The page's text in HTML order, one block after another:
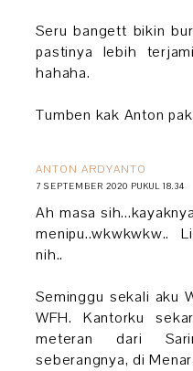
Seru bangett bikin
pastinya lebih
hahaha.
Tumben kak Anton
ANTON ARDYANTO
7 SEPTEMBER 2020 PUKUL 18.34
Ah masa
menipu..wkwkwkw..
nih..
Seminggu sekali aku
WFH. Kantorku
meteran dari
seberangnya, di